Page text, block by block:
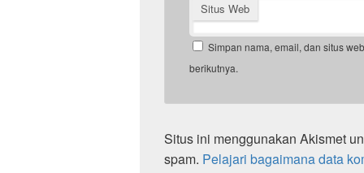
Situs Web
Simpan nama, email, dan situs
berikutnya.
Situs ini menggunakan Akismet
spam. Pelajari bagaimana data